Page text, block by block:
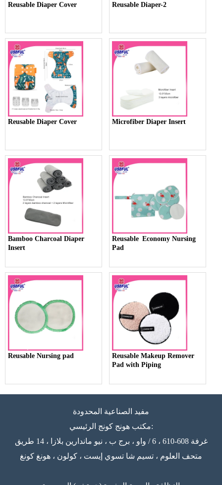
Reusable Diaper Cover Reusable Diaper-2
Reusable Diaper Cover Microfiber Diaper Insert
Bamboo Charcoal Diaper
Insert
Reusable Economy Nursing
Pad
Reusable Nursing pad
Reusable Makeup Remover
Pad with Piping
مفيد الصناعية المحدودة
مكتب هونج كونج الرئيسي:
غرفة 608-610 ، 6 / واو ، برج ب ، نيو ماندارين بلازا ، 14 طريق
متحف العلوم ، تسيم شا تسوي إيست ، كولون ، هونغ كونغ